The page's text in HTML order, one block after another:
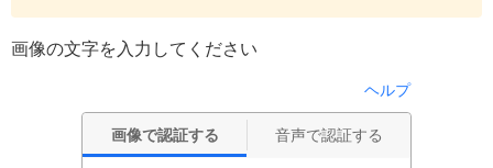
画像の文字を入力してください
ヘルプ
画像で認証する 音声で認証する